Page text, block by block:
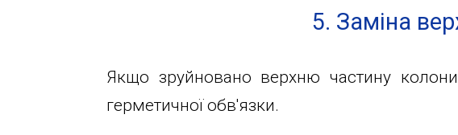
5. Заміна
Якщо зруйновано верхню частину
герметичної обв'язки.